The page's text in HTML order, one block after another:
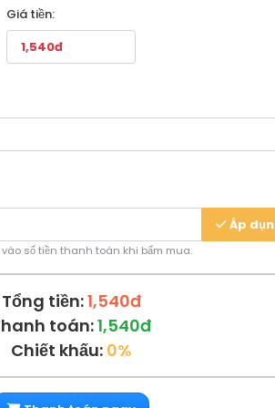
Giá tiền:
Áp
số tiền thanh toán khi bấm mua.
Tổng tiền:1,540đ
toán:1,540đ
Chiết khấu: 0%